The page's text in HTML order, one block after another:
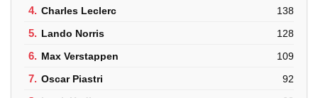
4. Charles Leclerc 138
5. Lando Norris 128
6. Max Verstappen 109
7. Oscar Piastri 92